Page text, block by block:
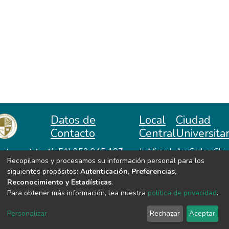
Huanta
Datos de
Contacto
(+51) 959 945 107
repositorio@unah.edu.pe
https://www.unah.edu.pe
Local
Central
Jr. Miguel
Lazón No
370
Huanta -
Ayacucho
Ciudad
Av. Carlos Ch.
Hiraoka
Huanta -
Ayacucho
VER MIS ESTADÍSTICAS
Recopilamos y procesamos su información personal para los
siguientes propósitos: Autenticación, Preferencias,
Reconocimiento y Estadísticas.
Para obtener más información, lea nuestra política de privacidad.
Personalizar Rechazar Aceptar